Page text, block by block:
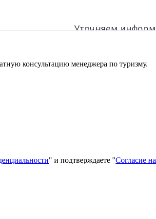
консультацию менеджера по туризму.
" и подтверждаете "Согласие